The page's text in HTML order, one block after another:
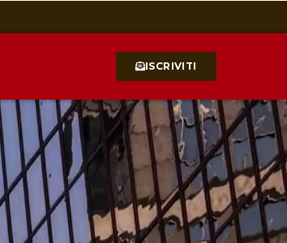
ISCRIVITI